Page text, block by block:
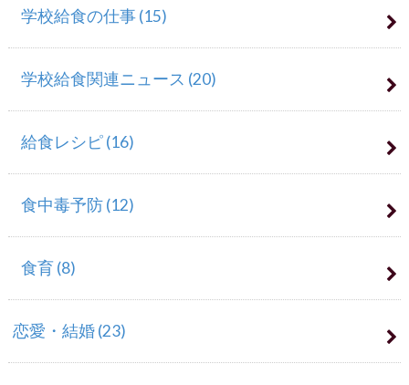
学校給食の仕事(15)
学校給食関連ニュース (20)
給食レシピ(16)
食中毒予防(12)
食育(8)
恋愛・結婚(23)